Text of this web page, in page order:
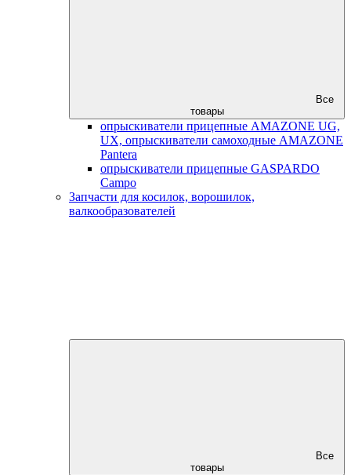
Все
товары
опрыскиватели прицепные AMAZONE UG,
UX, опрыскиватели самоходные AMAZONE
Pantera
опрыскиватели прицепные GASPARDO
Campo
Запчасти для косилок, ворошилок,
валкообразователей
Все
товары